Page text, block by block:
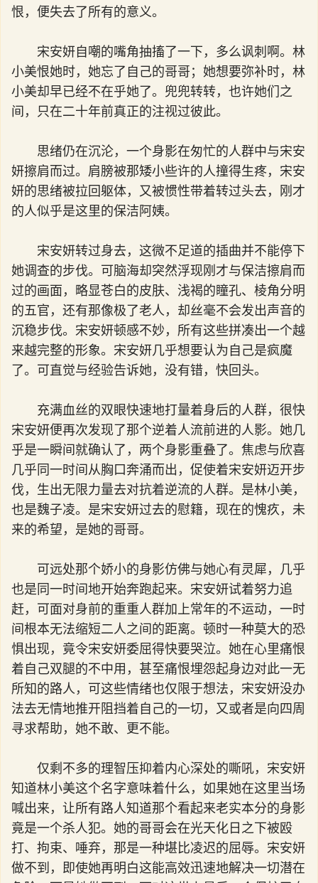
恨，便失去了所有的意义。
宋安妍自嘲的嘴角抽搐了一下，多么讽刺啊。林
小美恨她时，她忘了自己的哥哥；她想要弥补时，林
小美却早已经不在乎她了。兜兜转转，也许她们之
间，只在二十年前真正的注视过彼此。
思绪仍在沉沦，一个身影在匆忙的人群中与宋安
妍擦肩而过。肩膀被那矮小些许的人撞得生疼，宋安
妍的思绪被拉回躯体，又被惯性带着转过头去，刚才
的人似乎是这里的保洁阿姨。
宋安妍转过身去，这微不足道的插曲并不能停下
她调查的步伐。可脑海却突然浮现刚才与保洁擦肩而
过的画面，略显苍白的皮肤、浅褐的瞳孔、棱角分明
的五官，还有那像极了老人，却丝毫不会发出声音的
沉稳步伐。宋安妍顿感不妙，所有这些拼凑出一个越
来越完整的形象。宋安妍几乎想要认为自己是疯魔
了。可直觉与经验告诉她，没有错，快回头。
充满血丝的双眼快速地打量着身后的人群，很快
宋安妍便再次发现了那个逆着人流前进的人影。她几
乎是一瞬间就确认了，两个身影重叠了。焦虑与欣喜
几乎同一时间从胸口奔涌而出，促使着宋安妍迈开步
伐，生出无限力量去对抗着逆流的人群。是林小美，
也是魏子凌。是宋安妍过去的慰籍，现在的愧疚，未
来的希望，是她的哥哥。
可远处那个娇小的身影仿佛与她心有灵犀，几乎
也是同一时间地开始奔跑起来。宋安妍试着努力追
赶，可面对身前的重重人群加上常年的不运动，一时
间根本无法缩短二人之间的距离。顿时一种莫大的恐
惧出现，竟令宋安妍委屈得快要哭泣。她在心里痛恨
着自己双腿的不中用，甚至痛恨埋怨起身边对此一无
所知的路人，可这些情绪也仅限于想法，宋安妍没办
法去无情地推开阻挡着自己的一切，又或者是向四周
寻求帮助，她不敢、更不能。
仅剩不多的理智压抑着内心深处的嘶吼，宋安妍
知道林小美这个名字意味着什么，如果她在这里当场
喊出来，让所有路人知道那个看起来老实本分的身影
竟是一个杀人犯。她的哥哥会在光天化日之下被殴
打、拘束、唾弃，那是一种堪比凌迟的屈辱。宋安妍
做不到，即使她再明白这能高效迅速地解决一切潜在